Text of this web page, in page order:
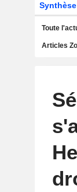
Synthèse
Toute
Articles